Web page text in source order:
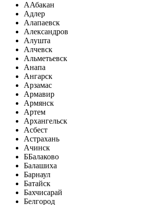
ААбакан
Адлер
Алапаевск
Александров
Алушта
Алчевск
Альметьевск
Анапа
Ангарск
Арзамас
Армавир
Армянск
Артем
Архангельск
Асбест
Астрахань
Ачинск
ББалаково
Балашиха
Барнаул
Батайск
Бахчисарай
Белгород